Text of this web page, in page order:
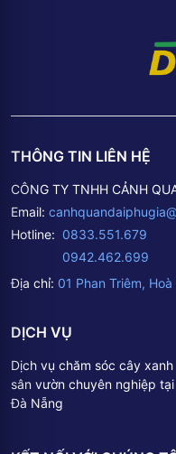
THÔNG TIN LIÊN HỆ
CÔNG TY TNHH CẢNH
Email:
Hotline: 0833.551.679
0942.462.699
Địa chỉ: 01 Phan Triêm,
DỊCH VỤ
Dịch vụ chăm sóc cây xanh
sân vườn chuyên nghiệp tại
Đà Nẵng